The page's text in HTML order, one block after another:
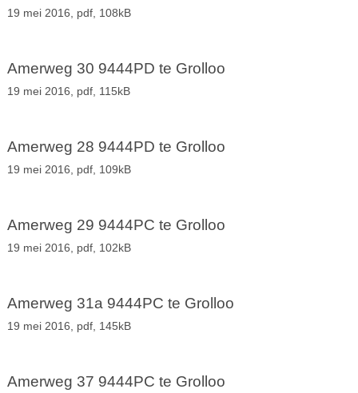
19 mei 2016, pdf, 108kB
Amerweg 30 9444PD te Grolloo
19 mei 2016, pdf, 115kB
Amerweg 28 9444PD te Grolloo
19 mei 2016, pdf, 109kB
Amerweg 29 9444PC te Grolloo
19 mei 2016, pdf, 102kB
Amerweg 31a 9444PC te Grolloo
19 mei 2016, pdf, 145kB
Amerweg 37 9444PC te Grolloo